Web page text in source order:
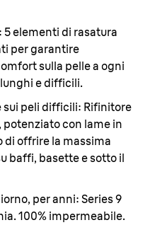
5 elementi di rasatura
per garantire
sulla pelle a ogni
e difficili.
sui peli difficili: Rifinitore
con lame in
di offrire la massima
baffi, basette e sotto il
per anni: Series 9
100% impermeabile.